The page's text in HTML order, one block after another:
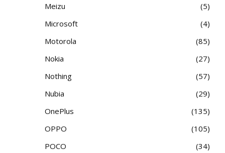
Meizu
5
Microsoft
4
Motorola
85
Nokia
27
Nothing
57
Nubia
29
OnePlus
135
OPPO
105
POCO
34